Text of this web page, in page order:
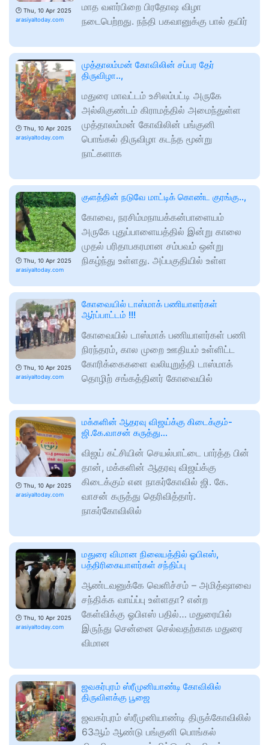
🕑 Thu, 10 Apr 2025
arasiyaltoday.com
மாத வளர்பிறை பிரதோஷ விழா
நடைபெற்றது. நந்தி பகவானுக்கு பால் தயிர்
🕑 Thu, 10 Apr 2025
arasiyaltoday.com
முத்தாலம்மன் கோவிலின் சப்பர தேர்
திருவிழா..,
மதுரை மாவட்டம் உசிலம்பட்டி அருகே
அல்லிகுண்டம் கிராமத்தில் அமைந்துள்ள
முத்தாலம்மன் கோவிலின் பங்குனி
பொங்கல் திருவிழா கடந்த மூன்று
நாட்களாக
🕑 Thu, 10 Apr 2025
arasiyaltoday.com
குளத்தின் நடுவே மாட்டிக் கொண்ட குரங்கு..,
கோவை, நரசிம்மநாயக்கன்பாளையம்
அருகே புதுப்பாளையத்தில் இன்று காலை
முதல் பரிதாபகரமான சம்பவம் ஒன்று
நிகழ்ந்து உள்ளது. அப்பகுதியில் உள்ள
🕑 Thu, 10 Apr 2025
arasiyaltoday.com
கோவையில் டாஸ்மாக் பணியாளர்கள்
ஆர்ப்பாட்டம் !!!
கோவையில் டாஸ்மாக் பணியாளர்கள் பணி
நிரந்தரம், கால முறை ஊதியம் உள்ளிட்ட
கோரிக்கைகளை வலியுறுத்தி டாஸ்மாக்
தொழிற் சங்கத்தினர் கோவையில்
🕑 Thu, 10 Apr 2025
arasiyaltoday.com
மக்களின் ஆதரவு விஜய்க்கு கிடைக்கும்-
ஜி.கே.வாசன் கருத்து…
விஜய் கட்சியின் செயல்பாட்டை பார்த்த பின்
தான், மக்களின் ஆதரவு விஜய்க்கு
கிடைக்கும் என நாகர்கோவில் ஜி. கே.
வாசன் கருத்து தெரிவித்தார்.
நாகர்கோவிலில்
🕑 Thu, 10 Apr 2025
arasiyaltoday.com
மதுரை விமான நிலையத்தில் ஓபிஎஸ்,
பத்திரிகையாளர்கள் சந்திப்பு
ஆண்டவனுக்கே வெளிச்சம் – அமித்ஷாவை
சந்திக்க வாய்ப்பு உள்ளதா? என்ற
கேள்விக்கு ஓபிஎஸ் பதில்… மதுரையில்
இருந்து சென்னை செல்வதற்காக மதுரை
விமான
ஜவகர்புரம் ஸ்ரீமுனியாண்டி கோவிலில்
திருவிளக்கு பூஜை
ஜவகர்புரம் ஸ்ரீமுனியாண்டி திருக்கோவிலில்
63ஆம் ஆண்டு பங்குனி பொங்கல்